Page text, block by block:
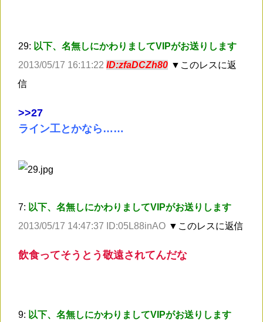
29: 以下、名無しにかわりましてVIPがお送りします
2013/05/17 16:11:22 ID:zfaDCZh80 ▼このレスに返
信
>>27
ライン工とかなら……
7: 以下、名無しにかわりましてVIPがお送りします
2013/05/17 14:47:37 ID:05L88inAO ▼このレスに返信
飲食ってそうとう敬遠されてんだな
9: 以下、名無しにかわりましてVIPがお送りします